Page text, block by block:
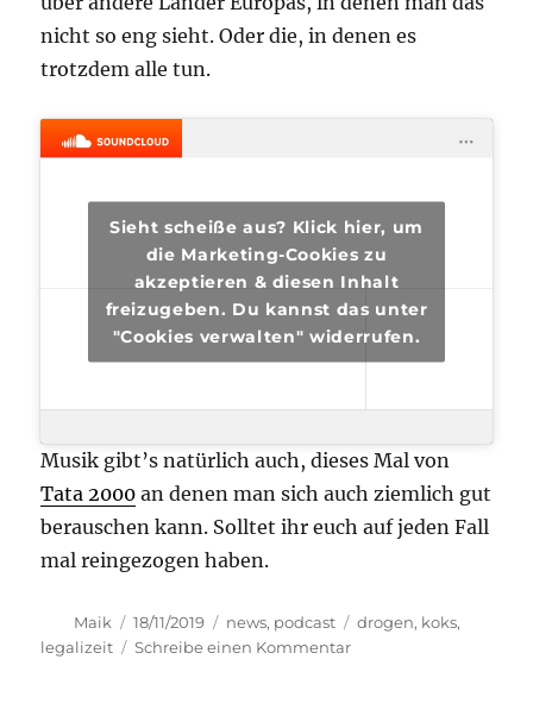
nicht so eng sieht. Oder die, in denen es
trotzdem alle tun.
Sieht scheiße aus? Klick hier, um
die Marketing-Cookies zu
akzeptieren & diesen Inhalt
freizugeben. Du kannst das unter
"Cookies verwalten" widerrufen.
Musik gibt’s natürlich auch, dieses Mal von
Tata 2000 an denen man sich auch ziemlich gut
berauschen kann. Solltet ihr euch auf jeden Fall
mal reingezogen haben.
Autor
Maik
Veröffentlicht
am
18/11/2019 Kategorien
news, podcast Schlagwörter
drogen, koks,
legalizeit
Schreibe einen Kommentarzu